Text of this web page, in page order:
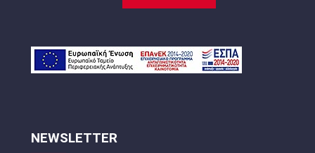
NEWSLETTER